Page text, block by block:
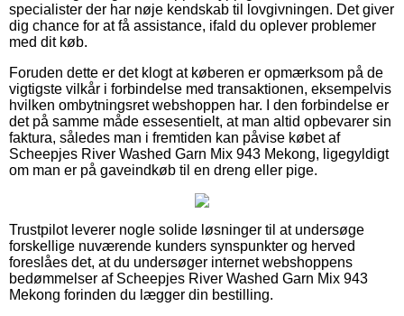
specialister der har nøje kendskab til lovgivningen. Det giver
dig chance for at få assistance, ifald du oplever problemer
med dit køb.
Foruden dette er det klogt at køberen er opmærksom på de
vigtigste vilkår i forbindelse med transaktionen, eksempelvis
hvilken ombytningsret webshoppen har. I den forbindelse er
det på samme måde essesentielt, at man altid opbevarer sin
faktura, således man i fremtiden kan påvise købet af
Scheepjes River Washed Garn Mix 943 Mekong, ligegyldigt
om man er på gaveindkøb til en dreng eller pige.
Trustpilot leverer nogle solide løsninger til at undersøge
forskellige nuværende kunders synspunkter og herved
foreslåes det, at du undersøger internet webshoppens
bedømmelser af Scheepjes River Washed Garn Mix 943
Mekong forinden du lægger din bestilling.